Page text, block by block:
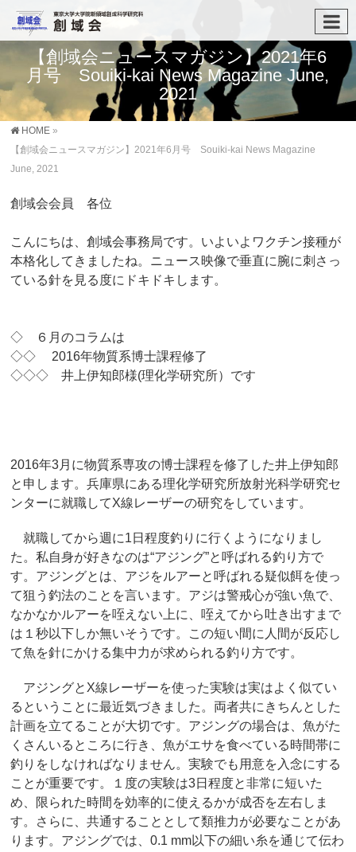
【創域会ニュースマガジン】2021年6
月号 Souiki-kai News Magazine June,
2021
HOME »
【創域会ニュースマガジン】2021年6月号 Souiki-kai News Magazine
June, 2021
創域会会員 各位
こんにちは、創域会事務局です。 いよいよワクチン接種が
本格化してきましたね。 ニュース映像で垂直に腕に刺さっ
ている針を見る度にドキドキします。
◇ ６月のコラムは
◇◇ 2016年物質系博士課程修了
◇◇◇ 井上伊知郎様(理化学研究所）です
2016年3月に物質系専攻の博士課程を修了した井上伊知郎
と申 します。兵庫県にある理化学研究所放射光科学研究セ
ンターに就職してX線レーザーの研究をしています。
就職してから週に1 日程度釣りに行くようになりまし
た。私自身が好きなのは“アジング”と呼ばれる釣り方で
す。 アジングとは、 アジをルアーと呼ばれる疑似餌を使っ
て狙う釣法のことを言います。アジは警戒心が強い魚で、
なかなかルアーを咥えない上に、 咥えてから吐き出すまで
は１秒以下しか無いそうです。 この短い間に人間が反応し
て魚を針にかける集中力が求められる釣 り方です。
アジングとX線レーザーを使った実験は実はよく似てい
るというこ とに最近気づきました。 両者共にきちんとした
計画を立てることが大切です。 アジングの場合は、魚がた
くさんいるところに行き、魚がエサを食べている時間帯に
釣りをしなければなりません。実験でも用意を入念にする
ことが重要です。１度の実験は3日程度と非常に短いた
め、 限られた時間を効率的に使えるかが成否を左右しま
す。さらに、共通することとして類推力が必要なことがあ
ります。 アジングでは、0.1 mm以下の細い糸を通じて伝わ